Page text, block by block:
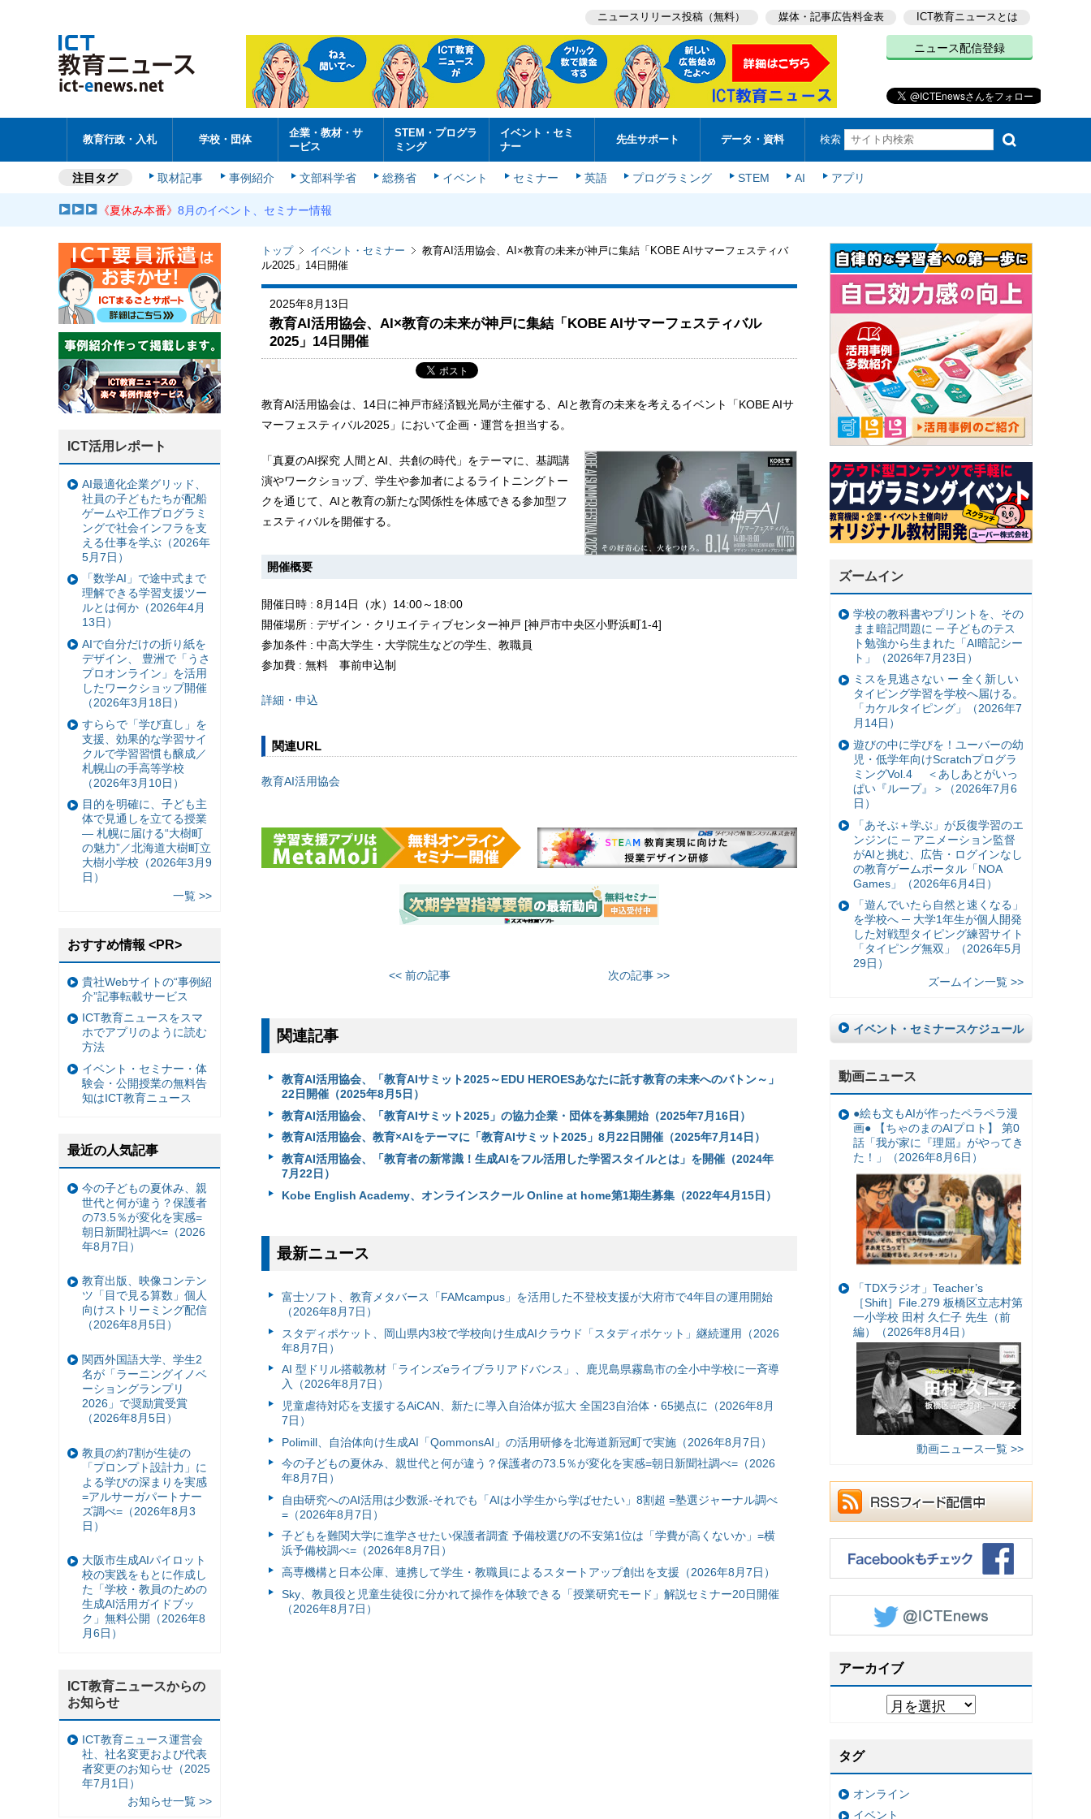
ニュースリリース投稿（無料） 媒体・記事広告料金表 ICT教育ニュースとは
ニュース配信登録
教育行政・入札 学校・団体
企業・教材・サ
ービス
STEM・プログラ
ミング
イベント・セミ
ナー
先生サポート データ・資料 検索
注目タグ 取材記事 事例紹介 文部科学省 総務省 イベント セミナー 英語 プログラミング STEM AI アプリ
《夏休み本番》8月のイベント、セミナー情報
トップ イベント・セミナー
教育AI活用協会、AI×教育の未来が神戸に集結「KOBE AIサマーフェスティバ
ル2025」14日開催
2025年8月13日
教育AI活用協会、AI×教育の未来が神戸に集結「KOBE AIサマーフェスティバル
2025」14日開催
教育AI活用協会は、14日に神戸市経済観光局が主催する、AIと教育の未来を考えるイベント「KOBE AIサ
マーフェスティバル2025」において企画・運営を担当する。
「真夏のAI探究 人間とAI、共創の時代」をテーマに、基調講
演やワークショップ、学生や参加者によるライトニングトー
クを通じて、AIと教育の新たな関係性を体感できる参加型フ
ェスティバルを開催する。
開催概要
開催日時 : 8月14日（水）14:00～18:00
開催場所 : デザイン・クリエイティブセンター神戸 [神戸市中央区小野浜町1-4]
参加条件 : 中高大学生・大学院生などの学生、教職員
参加費 : 無料 事前申込制
詳細・申込
関連URL
教育AI活用協会
<< 前の記事 次の記事 >>
関連記事
教育AI活用協会、「教育AIサミット2025～EDU HEROESあなたに託す教育の未来へのバトン～」
22日開催（2025年8月5日）
教育AI活用協会、「教育AIサミット2025」の協力企業・団体を募集開始（2025年7月16日）
教育AI活用協会、教育×AIをテーマに「教育AIサミット2025」8月22日開催（2025年7月14日）
教育AI活用協会、「教育者の新常識！生成AIをフル活用した学習スタイルとは」を開催（2024年
7月22日）
Kobe English Academy、オンラインスクール Online at home第1期生募集（2022年4月15日）
最新ニュース
富⼠ソフト、教育メタバース「FAMcampus」を活用した不登校支援が大府市で4年目の運用開始
（2026年8月7日）
スタディポケット、岡山県内3校で学校向け生成AIクラウド「スタディポケット」継続運用（2026
年8月7日）
AI 型ドリル搭載教材「ラインズeライブラリアドバンス」、鹿児島県霧島市の全小中学校に一斉導
入（2026年8月7日）
児童虐待対応を支援するAiCAN、新たに導入自治体が拡大 全国23自治体・65拠点に（2026年8月
7日）
Polimill、自治体向け生成AI「QommonsAI」の活用研修を北海道新冠町で実施（2026年8月7日）
今の子どもの夏休み、親世代と何が違う？保護者の73.5％が変化を実感=朝日新聞社調べ=（2026
年8月7日）
自由研究へのAI活用は少数派-それでも「AIは小学生から学ばせたい」8割超 =塾選ジャーナル調べ
=（2026年8月7日）
子どもを難関大学に進学させたい保護者調査 予備校選びの不安第1位は「学費が高くないか」=横
浜予備校調べ=（2026年8月7日）
高専機構と日本公庫、連携して学生・教職員によるスタートアップ創出を支援（2026年8月7日）
Sky、教員役と児童生徒役に分かれて操作を体験できる「授業研究モード」解説セミナー20日開催
（2026年8月7日）
ズームイン
学校の教科書やプリントを、その
まま暗記問題に ─ 子どものテス
ト勉強から生まれた「AI暗記シー
ト」（2026年7月23日）
ミスを見逃さない ー 全く新しい
タイピング学習を学校へ届ける。
「カケルタイピング」（2026年7
月14日）
遊びの中に学びを！ユーバーの幼
児・低学年向けScratchプログラ
ミングVol.4 ＜あしあとがいっ
ぱい『ループ』＞（2026年7月6
日）
「あそぶ＋学ぶ」が反復学習のエ
ンジンに ─ アニメーション監督
がAIと挑む、広告・ログインなし
の教育ゲームポータル「NOA
Games」（2026年6月4日）
「遊んでいたら自然と速くなる」
を学校へ ─ 大学1年生が個人開発
した対戦型タイピング練習サイト
「タイピング無双」（2026年5月
29日）
ズームイン一覧 >>
イベント・セミナースケジュール
動画ニュース
●絵も文もAIが作ったペラペラ漫
画● 【ちゃのまのAIプロト】 第0
話「我が家に『理屈』がやってき
た！」（2026年8月6日）
「TDXラジオ」Teacher’s
［Shift］File.279 板橋区立志村第
一小学校 田村 久仁子 先生（前
編）（2026年8月4日）
動画ニュース一覧 >>
アーカイブ
タグ
オンライン
イベント
ICT活用レポート
AI最適化企業グリッド、
社員の子どもたちが配船
ゲームや工作プログラミ
ングで社会インフラを支
える仕事を学ぶ（2026年
5月7日）
「数学AI」で途中式まで
理解できる学習支援ツー
ルとは何か（2026年4月
13日）
AIで自分だけの折り紙を
デザイン、 豊洲で「うさ
プロオンライン」を活用
したワークショップ開催
（2026年3月18日）
すららで「学び直し」を
支援、効果的な学習サイ
クルで学習習慣も醸成／
札幌山の手高等学校
（2026年3月10日）
目的を明確に、子ども主
体で見通しを立てる授業
— 札幌に届ける“大樹町
の魅力”／北海道大樹町立
大樹小学校（2026年3月9
日）
一覧 >>
おすすめ情報 <PR>
貴社Webサイトの“事例紹
介”記事転載サービス
ICT教育ニュースをスマ
ホでアプリのように読む
方法
イベント・セミナー・体
験会・公開授業の無料告
知はICT教育ニュース
最近の人気記事
今の子どもの夏休み、親
世代と何が違う？保護者
の73.5％が変化を実感=
朝日新聞社調べ=（2026
年8月7日）
教育出版、映像コンテン
ツ「目で見る算数」個人
向けストリーミング配信
（2026年8月5日）
関西外国語大学、学生2
名が「ラーニングイノベ
ーショングランプリ
2026」で奨励賞受賞
（2026年8月5日）
教員の約7割が生徒の
「プロンプト設計力」に
よる学びの深まりを実感
=アルサーガパートナー
ズ調べ=（2026年8月3
日）
大阪市生成AIパイロット
校の実践をもとに作成し
た「学校・教員のための
生成AI活用ガイドブッ
ク」無料公開（2026年8
月6日）
ICT教育ニュースからの
お知らせ
ICT教育ニュース運営会
社、社名変更および代表
者変更のお知らせ（2025
年7月1日）
お知らせ一覧 >>